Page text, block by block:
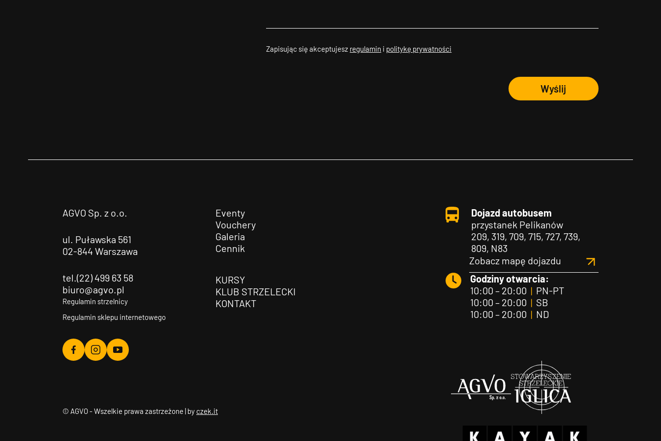
Zapisując się akceptujesz regulamin i politykę prywatności
Wyślij
AGVO Sp. z o.o.
ul. Puławska 561
02-844 Warszawa
tel.(22) 499 63 58
biuro@agvo.pl
Regulamin strzelnicy
Regulamin sklepu internetowego
Agvo
Agvo
Agvo
Eventy
Vouchery
Galeria
Cennik
KURSY
KLUB STRZELECKI
KONTAKT
Dojazd autobusem
przystanek Pelikanów
209, 319, 709, 715, 727, 739,
809, N83
Zobacz mapę dojazdu
Godziny otwarcia:
10:00 – 20:00 |PN-PT
10:00 – 20:00 |SB
10:00 – 20:00 |ND
© AGVO - Wszelkie prawa zastrzeżone | by czek.it
Agvo Iglica